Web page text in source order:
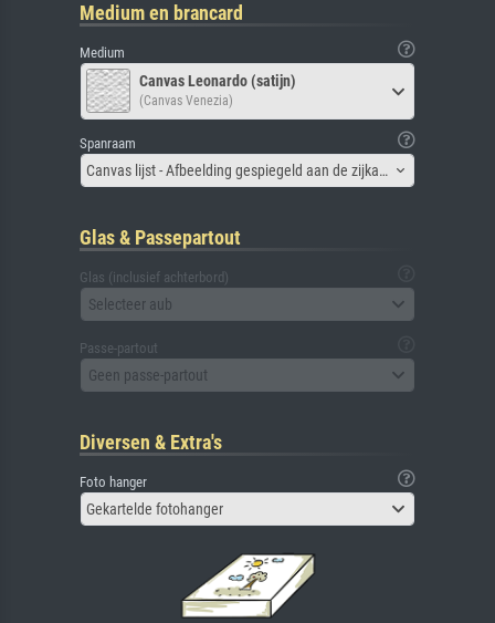
Medium en brancard
Medium
Canvas Leonardo (satijn)
(Canvas Venezia)
Spanraam
Canvas lijst - Afbeelding gespiegeld aan de zijkant
Glas & Passepartout
Glas (inclusief achterbord)
Selecteer aub
Passe-partout
Geen passe-partout
Diversen & Extra's
Foto hanger
Gekartelde fotohanger